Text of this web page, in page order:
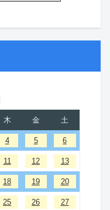
木 金 土
4 5 6
11 12 13
18 19 20
25 26 27